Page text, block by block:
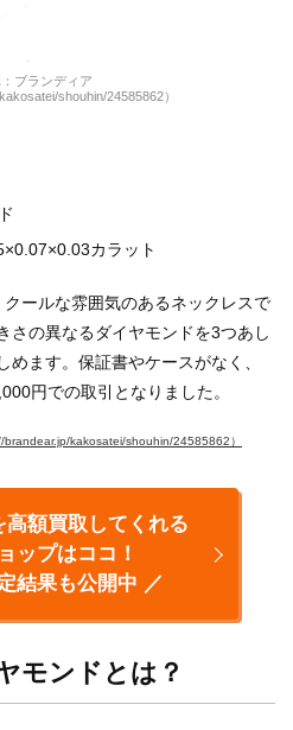
ブランディア
shouhin/24585862）
カラット
ールな雰囲気のあるネックレスで
さの異なるダイヤモンドを3つあし
めます。保証書やケースがなく、
円での取引となりました。
kakosatei/shouhin/24585862）
高額買取してくれる
ップはココ！
結果も公開中 ／
モンドとは？